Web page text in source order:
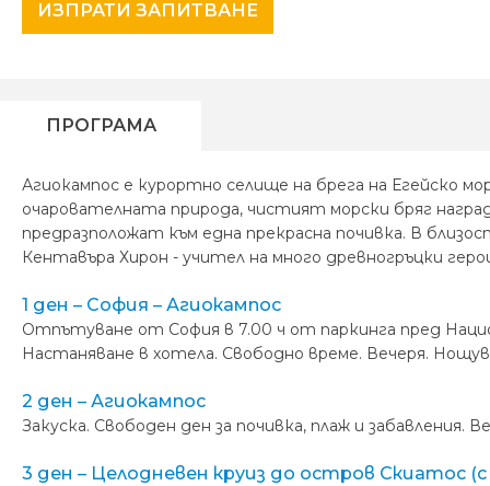
ИЗПРАТИ ЗАПИТВАНЕ
ПРОГРАМА
Агиокампос е курортно селище на брега на Егейско
очарователната природа, чистият морски бряг
предразположат към една прекрасна почивка. В
Кентавъра Хирон - учител на много древногръцки
1 ден – София – Агиокампос
Отпътуване от София в 7.00 ч от паркинга пред
Настаняване в хотела. Свободно време. Вечеря.
2 ден – Агиокампос
Закуска. Свободен ден за почивка, плаж и забавления.
3 ден – Целодневен круиз до остров Скиатос